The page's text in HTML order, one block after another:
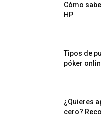
Cómo
HP
Tipos de
póker
¿Quieres
cero?